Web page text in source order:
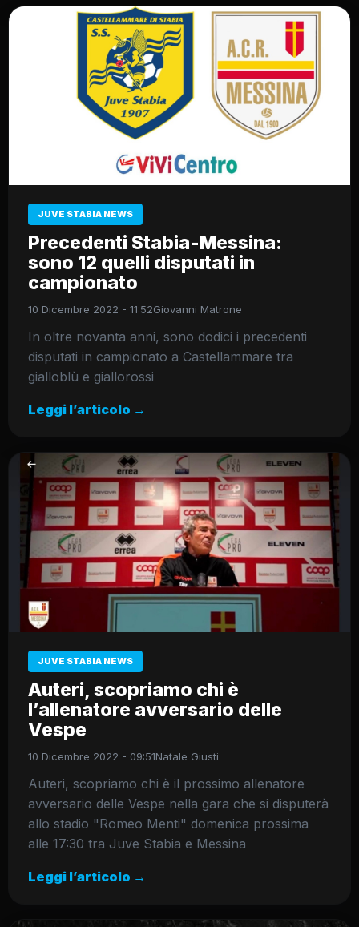
JUVE STABIA NEWS
Precedenti Stabia-Messina:
sono 12 quelli disputati in
campionato
10 Dicembre 2022 - 11:52Giovanni Matrone
In oltre novanta anni, sono dodici i precedenti
disputati in campionato a Castellammare tra
gialloblù e giallorossi
Leggi l’articolo →
JUVE STABIA NEWS
Auteri, scopriamo chi è
l’allenatore avversario delle
Vespe
10 Dicembre 2022 - 09:51Natale Giusti
Auteri, scopriamo chi è il prossimo allenatore
avversario delle Vespe nella gara che si disputerà
allo stadio "Romeo Menti" domenica prossima
alle 17:30 tra Juve Stabia e Messina
Leggi l’articolo →